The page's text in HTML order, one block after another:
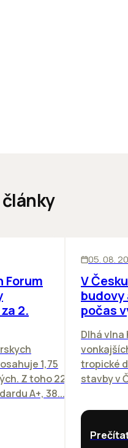
Forum
2.
1,75
Z toho 22
A+, 38...
05. 08.
V
počas
Dlhá
tropické
stavby v